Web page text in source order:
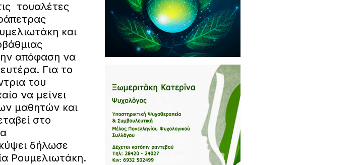
τουαλέτες
και
απόφαση να
Για το
του
να μείνει
μαθητών και
στο
δήλωσε
Ρουμελιωτάκη.